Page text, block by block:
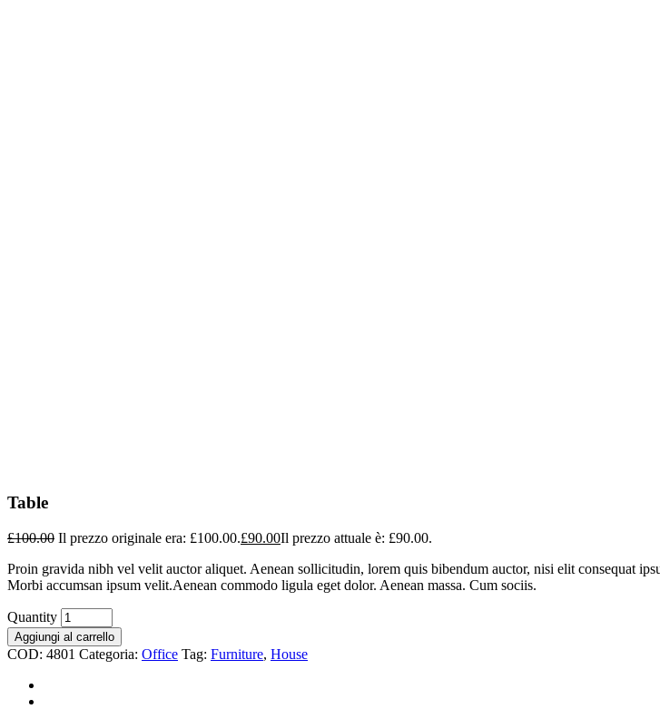
Table
£100.00 Il prezzo originale era: £100.00.£90.00Il prezzo attuale è: £90.00.
Proin gravida nibh vel velit auctor aliquet. Aenean sollicitudin, lorem quis bibendum auctor, nisi elit consequat
Morbi accumsan ipsum velit.Aenean commodo ligula eget dolor. Aenean massa. Cum sociis.
Quantity
Aggiungi al carrello
COD: 4801 Categoria: Office Tag: Furniture, House